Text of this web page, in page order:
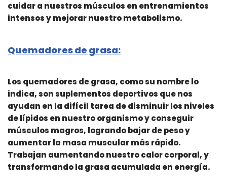
cuidar a nuestros músculos en entrenamientos
intensos y mejorar nuestro metabolismo.
Quemadores de grasa:
Los quemadores de grasa, como su nombre lo
indica, son suplementos deportivos que nos
ayudan en la difícil tarea de disminuir los niveles
de lípidos en nuestro organismo y conseguir
músculos magros, logrando bajar de peso y
aumentar la masa muscular más rápido.
Trabajan aumentando nuestro calor corporal, y
transformando la grasa acumulada en energía.